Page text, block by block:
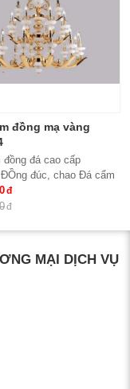
đồng mạ vàng
đá cao cấp
đúc, chao Đá cẩm
tự nhiên
: 24 tay
Bóng led tiết kiệm điện
2 năm MẠI DỊCH VỤ